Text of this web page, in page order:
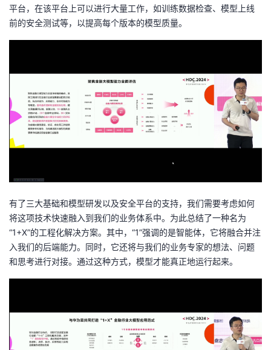
平台，在该平台上可以进行大量工作，如训练数据检查、模型上线
前的安全测试等，以提高每个版本的模型质量。
有了三大基础和模型研发以及安全平台的支持，我们需要考虑如何
将这项技术快速融入到我们的业务体系中。为此总结了一种名为
“1+X”的工程化解决方案。其中，“1”强调的是智能体，它将融合并注
入我们的后端能力。同时，它还将与我们的业务专家的想法、问题
和思考进行对接。通过这种方式，模型才能真正地运行起来。